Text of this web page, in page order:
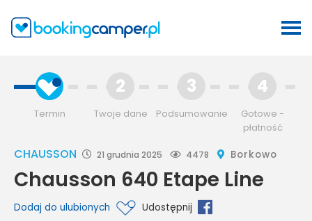
Termin
2
Twoje dane
3
Podsumowanie
4
Gotowe -
płatność
CHAUSSON 21 grudnia 2025 4478 Borkowo
Chausson 640 Etape Line
Dodaj do ulubionych Udostępnij